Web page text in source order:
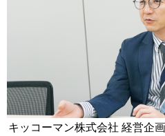
キッコーマン株式会社 経営企